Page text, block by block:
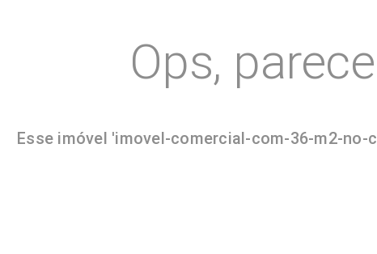
Ops,
Esse imóvel 'imovel-comercial-com-36-m2-